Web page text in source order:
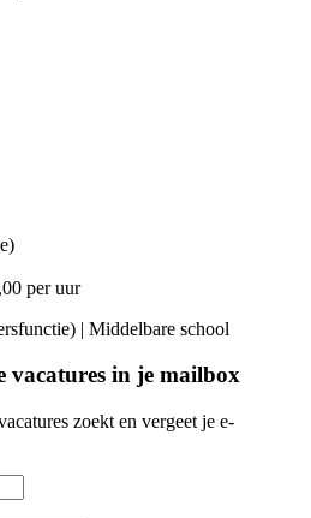
per uur
| Middelbare school
vacatures in je mailbox
zoekt en vergeet je e-